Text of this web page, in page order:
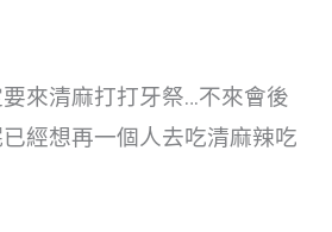
來清麻打打牙祭…不來會後
經想再一個人去吃清麻辣吃